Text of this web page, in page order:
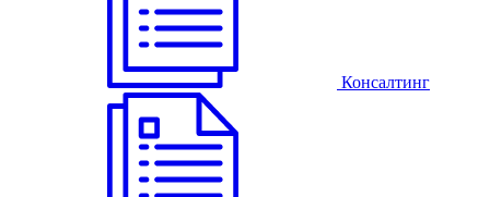
Консалтинг